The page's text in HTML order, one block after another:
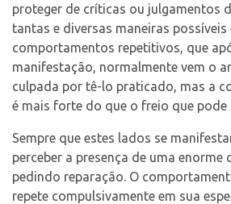
proteger de críticas ou julgamentos
tantas e diversas maneiras possíveis
comportamentos repetitivos, que
manifestação, normalmente vem o
culpada por tê-lo praticado, mas a
é mais forte do que o freio que pode
Sempre que estes lados se
perceber a presença de uma enorme
pedindo reparação. O
repete compulsivamente em sua